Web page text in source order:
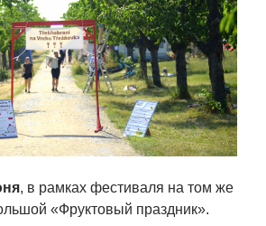
, в рамках фестиваля на том же
«Фруктовый праздник».